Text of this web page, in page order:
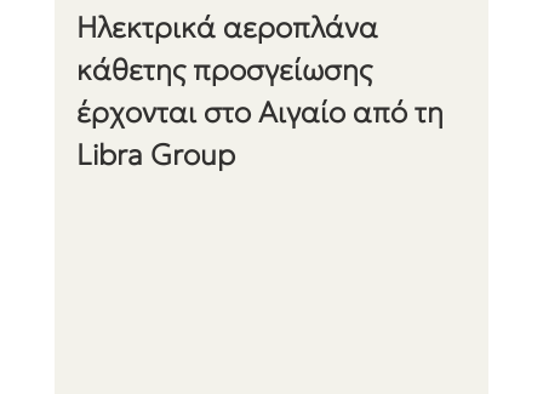
Ηλεκτρικά αεροπλάνα
κάθετης προσγείωσης
έρχονται στο Αιγαίο από τη
Libra Group